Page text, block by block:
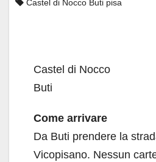
Castel di Nocco Buti pisa
Castel di Nocco
Buti
Come arrivare
Da Buti prendere la
Vicopisano. Nessun